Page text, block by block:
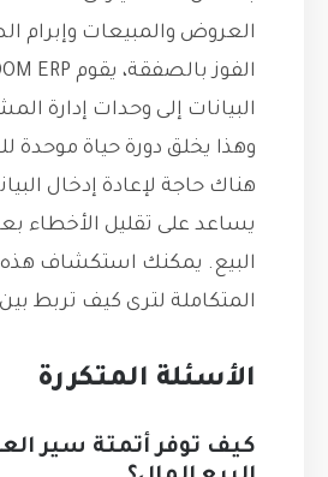
العروض والمبيعات وإبرام
البيانات إلى وحدات إدارة
وهذا يخلق دورة حياة موحدة
هناك حاجة لإعادة إدخال
يساعد على تقليل الأخطاء
البيع. يمكنك استكشاف هذه
المتكاملة لترى كيف تربط
الأسئلة المتكررة
كيف توفر أتمتة سير